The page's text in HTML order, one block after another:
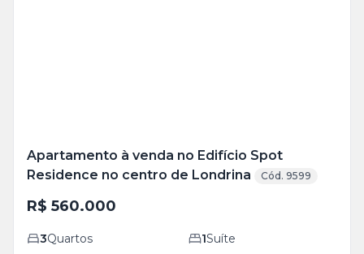
Apartamento à venda no Edifício Spot
Residence no centro de Londrina
Cód. 9599
R$ 560.000
3Quartos 1Suíte